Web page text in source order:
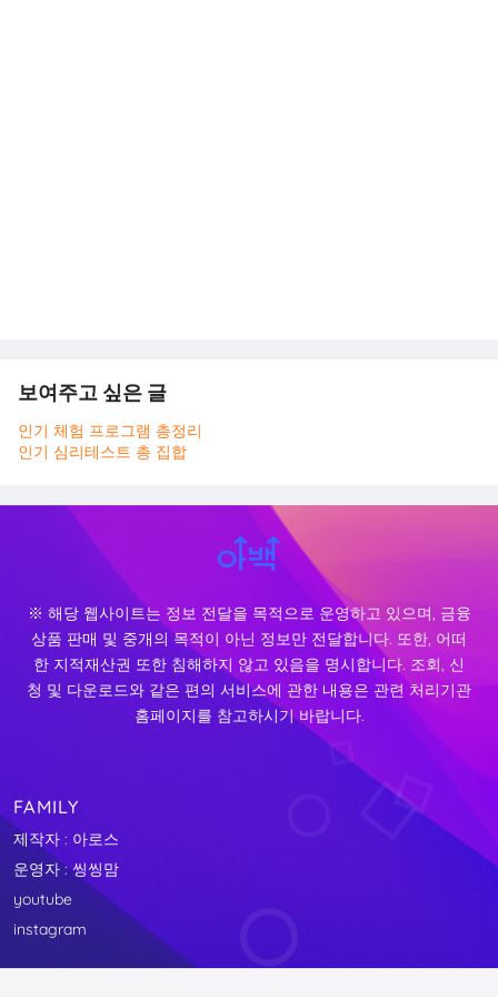
보여주고 싶은 글
인기 체험 프로그램 총정리
인기 심리테스트 총 집합
※ 해당 웹사이트는 정보 전달을 목적으로 운영하고 있으며, 금융
상품 판매 및 중개의 목적이 아닌 정보만 전달합니다. 또한, 어떠
한 지적재산권 또한 침해하지 않고 있음을 명시합니다. 조회, 신
청 및 다운로드와 같은 편의 서비스에 관한 내용은 관련 처리기관
홈페이지를 참고하시기 바랍니다.
FAMILY
제작자 : 아로스
운영자 : 씽씽맘
youtube
instagram